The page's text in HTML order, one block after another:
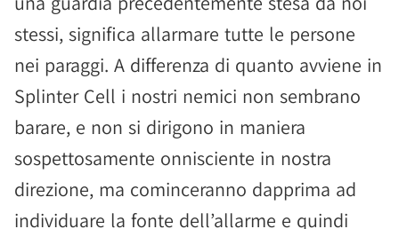
stessi, significa allarmare tutte le persone
nei paraggi. A differenza di quanto avviene in
Splinter Cell i nostri nemici non sembrano
barare, e non si dirigono in maniera
sospettosamente onnisciente in nostra
direzione, ma cominceranno dapprima ad
individuare la fonte dell’allarme e quindi